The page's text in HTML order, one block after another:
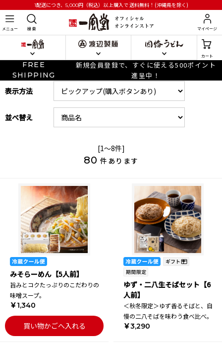
1配送につき、5,000円 （税込）以上購入で送料無料！(沖縄県を除く)
メニュー 検 索 マイページ
カート
FREE
SHIPPING
新規会員登録で、すぐに使える500ポイント
進呈中！
表示方法
並べ替え
[1～8件]
80 件あります
みそらーめん【5人前】
旨みとコクたっぷりのこだわりの
味噌スープ。
￥1,340
買い物かごへ入れる
ゆず・二八生そばセット【6
人前】
＜秋冬限定＞ゆず香るそばと、自
慢の二八そばを味わう食べ比べ。
￥3,290